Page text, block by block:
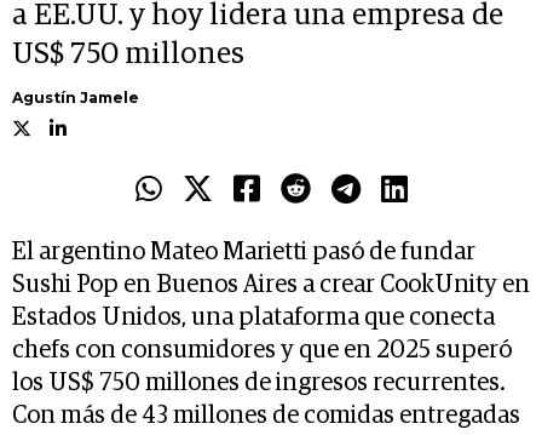
a EE.UU. y hoy lidera una empresa de
US$ 750 millones
Agustín Jamele
El argentino Mateo Marietti pasó de fundar
Sushi Pop en Buenos Aires a crear CookUnity en
Estados Unidos, una plataforma que conecta
chefs con consumidores y que en 2025 superó
los US$ 750 millones de ingresos recurrentes.
Con más de 43 millones de comidas entregadas